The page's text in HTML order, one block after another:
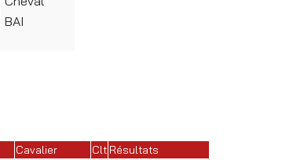
BAI
Cavalier Clt Résultats